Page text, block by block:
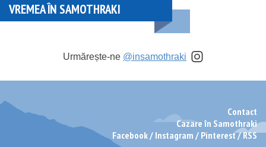
VREMEA ÎN SAMOTHRAKI
Urmărește-ne @insamothraki
Contact
Cazare în Samothraki
Facebook / Instagram / Pinterest/RSS